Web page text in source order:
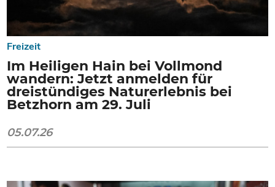
Freizeit
Im Heiligen Hain bei Vollmond
wandern: Jetzt anmelden für
dreistündiges Naturerlebnis bei
Betzhorn am 29. Juli
05.07.26